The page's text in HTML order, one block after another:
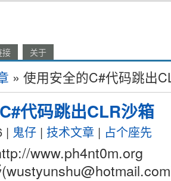
接 关于
» 使用安全的C#代码跳出
代码跳出CLR沙箱
| 鬼仔 | 技术文章 | 占个座先
www.ph4nt0m.org
wustyunshu@hotmail.com